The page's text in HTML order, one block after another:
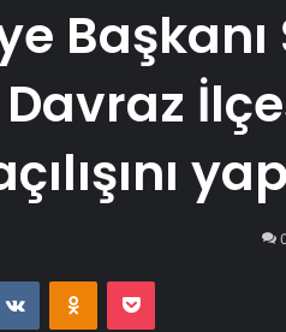
Başkanı
VKontakteOdnoklassniki
Pocket